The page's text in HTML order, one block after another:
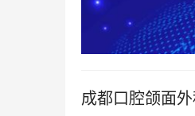
成都口腔颌面